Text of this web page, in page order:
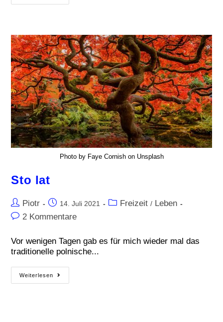
Photo by Faye Cornish on Unsplash
Sto lat
Piotr 14. Juli 2021 Freizeit / Leben
2 Kommentare
Vor wenigen Tagen gab es für mich wieder mal das
traditionelle polnische...
Weiterlesen